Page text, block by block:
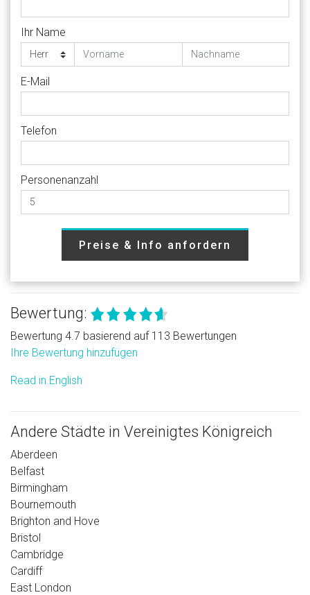
Ihr Name
E-Mail
Telefon
Personenanzahl
Preise & Info anfordern
Bewertung:
Bewertung 4.7 basierend auf 113 Bewertungen
Ihre Bewertung hinzufügen
Read in English
Andere Städte in Vereinigtes Königreich
Aberdeen
Belfast
Birmingham
Bournemouth
Brighton and Hove
Bristol
Cambridge
Cardiff
East London